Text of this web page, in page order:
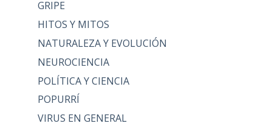
GRIPE
HITOS Y MITOS
NATURALEZA Y EVOLUCIÓN
NEUROCIENCIA
POLÍTICA Y CIENCIA
POPURRÍ
VIRUS EN GENERAL